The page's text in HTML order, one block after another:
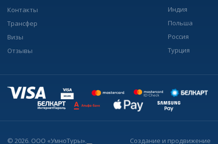
Контакты
Трансфер
Визы
Отзывы
Индия
Польша
Россия
Турция
© 2026. ООО «УмноТуры». Создание и продвижение